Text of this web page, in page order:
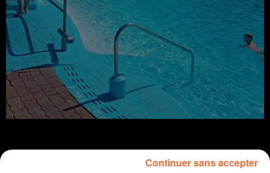
Continuer sans accepter